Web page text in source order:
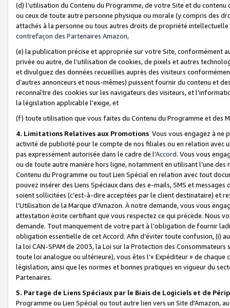
(d) l’utilisation du Contenu du Programme, de votre Site et du
ou ceux de toute autre personne physique ou morale (y compris des
attachés à la personne ou tous autres droits de propriété
contrefaçon des Partenaires Amazon,
(e) la publication précise et appropriée sur votre Site, conformément
privée ou autre, de l’utilisation de cookies, de pixels et autres
et divulguez des données recueillies auprès des visiteurs
d’autres annonceurs et nous-mêmes) puissent fournir du contenu et
reconnaître des cookies sur les navigateurs des visiteurs, et
la législation applicable l'exige, et
(f) toute utilisation que vous faites du Contenu du Programme et des
4. Limitations Relatives aux Promotions Vous vous engagez à ne
activité de publicité pour le compte de nos filiales ou en relation avec
pas expressément autorisée dans le cadre de l’Accord. Vous vous
ou de toute autre manière hors ligne, notamment en utilisant l’une
Contenu du Programme ou tout Lien Spécial en relation avec tout
pouvez insérer des Liens Spéciaux dans des e-mails, SMS et
soient sollicitées (c’est-à-dire acceptées par le client destinataire) et
l’Utilisation de la Marque d’Amazon. À notre demande, vous vous
attestation écrite certifiant que vous respectez ce qui précède. Nous
demande. Tout manquement de votre part à l’obligation de fournir
obligation essentielle de cet Accord. Afin d’éviter toute confusion, (i)
la loi CAN-SPAM de 2003, la Loi sur la Protection des
toute loi analogue ou ultérieure), vous êtes l’« Expéditeur » de
législation, ainsi que les normes et bonnes pratiques en vigueur du
Partenaires.
5. Partage de Liens Spéciaux par le Biais de Logiciels et de
Programme ou Lien Spécial ou tout autre lien vers un Site d'Amazon,